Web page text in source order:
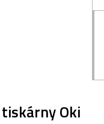
tiskárny Oki